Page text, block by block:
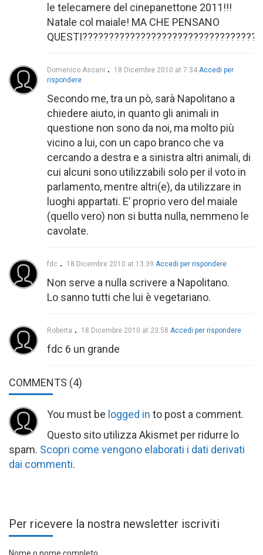
le telecamere del cinepanettone 2011!!!
Natale col maiale! MA CHE PENSANO
Domenico Ascani 18 Dicembre 2010 at 7:34 Accedi per
rispondere
Secondo me, tra un pò, sarà Napolitano a
chiedere aiuto, in quanto gli animali in
questione non sono da noi, ma molto più
vicino a lui, con un capo branco che va
cercando a destra e a sinistra altri animali, di
cui alcuni sono utilizzabili solo per il voto in
parlamento, mentre altri(e), da utilizzare in
luoghi appartati. E’ proprio vero del maiale
(quello vero) non si butta nulla, nemmeno le
cavolate.
fdc 18 Dicembre 2010 at 13:39 Accedi per rispondere
Non serve a nulla scrivere a Napolitano.
Lo sanno tutti che lui è vegetariano.
Roberta 18 Dicembre 2010 at 23:58 Accedi per rispondere
fdc 6 un grande
COMMENTS (4)
You must be logged in to post a comment.
Questo sito utilizza Akismet per ridurre lo
spam. Scopri come vengono elaborati i dati derivati
dai commenti.
Per ricevere la nostra newsletter iscriviti